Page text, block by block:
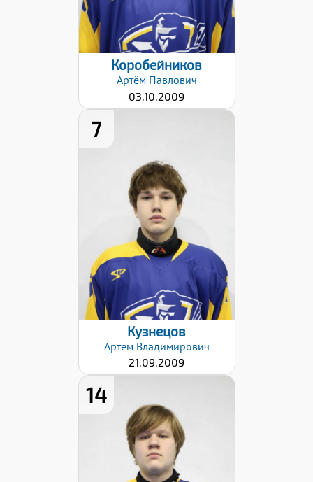
22.01.2026
Коробейников
Артём Павлович
03.10.2009
7
180
Вес:
70
Хват клюшки:
Левый
Дата заявки:
Кузнецов
Артём Владимирович
21.09.2009
14
Рост:
178
Вес:
70